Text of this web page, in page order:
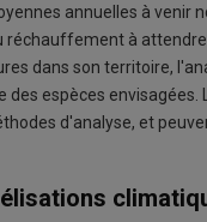
annuelles à
réchauffement à
dans son territoire,
des espèces
d'analyse, et